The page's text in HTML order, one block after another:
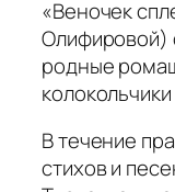
«Веночек
Олифировой)
родные
В течение
стихов и